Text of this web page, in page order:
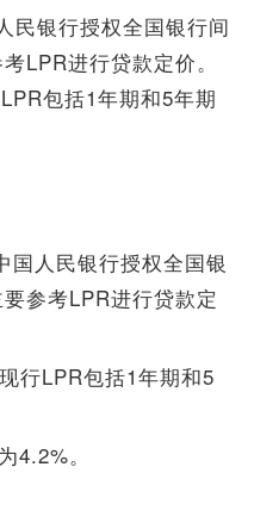
民银行授权全国银行间
LPR进行贷款定价。
包括1年期和5年期
人民银行授权全国银
参考LPR进行贷款定
行LPR包括1年期和5
4.2%。